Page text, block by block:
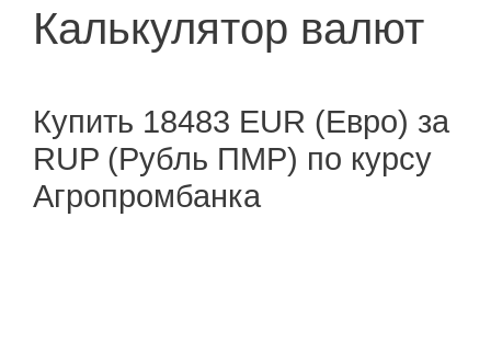
Калькулятор валют
Купить 18483 EUR (Евро) за
RUP (Рубль ПМР) по курсу
Агропромбанка